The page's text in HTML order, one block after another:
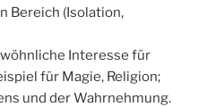
Bereich (Isolation,
Interesse für
für Magie, Religion;
und der Wahrnehmung.